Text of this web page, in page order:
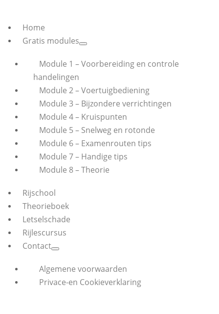
Home
Gratis modules
Module 1 – Voorbereiding en controle
handelingen
Module 2 – Voertuigbediening
Module 3 – Bijzondere verrichtingen
Module 4 – Kruispunten
Module 5 – Snelweg en rotonde
Module 6 – Examenrouten tips
Module 7 – Handige tips
Module 8 – Theorie
Rijschool
Theorieboek
Letselschade
Rijlescursus
Contact
Algemene voorwaarden
Privace-en Cookieverklaring